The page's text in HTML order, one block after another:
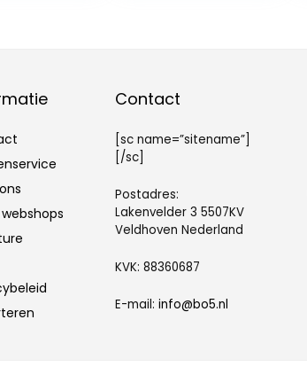
Contact
[sc name=”sitename”]
[/sc]
Postadres:
Lakenvelder 3 5507KV
Veldhoven Nederland
KVK: 88360687
E-mail:info@bo5.nl